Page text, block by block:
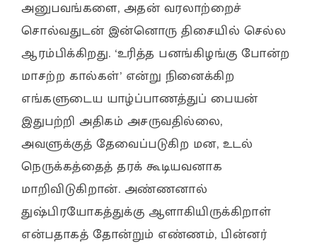
அனுபவங்களை, அதன் வரலாற்றைச்
சொல்வதுடன் இன்னொரு திசையில் செல்ல
ஆரம்பிக்கிறது. ‘உரித்த பனங்கிழங்கு போன்ற
மாசற்ற கால்கள்’ என்று நினைக்கிற
எங்களுடைய யாழ்ப்பாணத்துப் பையன்
இதுபற்றி அதிகம் அசருவதில்லை,
அவளுக்குத் தேவைப்படுகிற மன, உடல்
நெருக்கத்தைத் தரக் கூடியவனாக
மாறிவிடுகிறான். அண்ணனால்
துஷ்பிரயோகத்துக்கு ஆளாகியிருக்கிறாள்
என்பதாகத் தோன்றும் எண்ணம், பின்னர்